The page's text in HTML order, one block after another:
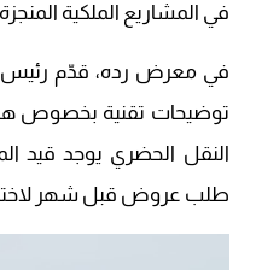
في المشاريع الملكية
في معرض رده، قدّم رئيس
توضيحات تقنية بخصوص
النقل الحضري يوجد قيد
طلب عروض قبل شهر